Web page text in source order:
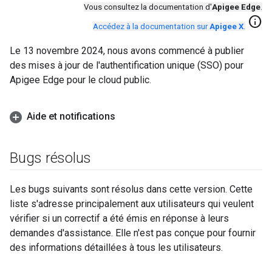
Vous consultez la documentation d'Apigee Edge.
Accédez à la documentation surApigee X. info
Le 13 novembre 2024, nous avons commencé à publier
des mises à jour de l'authentification unique (SSO) pour
Apigee Edge pour le cloud public.
Aide et notifications
Bugs résolus
Les bugs suivants sont résolus dans cette version. Cette
liste s'adresse principalement aux utilisateurs qui veulent
vérifier si un correctif a été émis en réponse à leurs
demandes d'assistance. Elle n'est pas conçue pour fournir
des informations détaillées à tous les utilisateurs.